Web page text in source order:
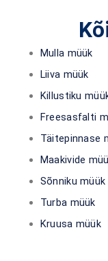
Mulla müük
Liiva müük
Killustiku
Freesasfalti
Täitepinnase
Maakivide
Sõnniku müük
Turba müük
Kruusa müük